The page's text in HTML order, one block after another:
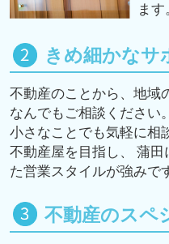
ます
きめ細かなサ
不動産のことから、地域
なんでもご相談ください。
小さなことでも気軽に相
不動産屋を目指し、 蒲田
た営業スタイルが強みで
不動産のスペ